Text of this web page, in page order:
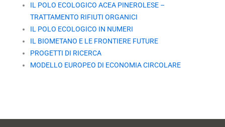
IL POLO ECOLOGICO ACEA PINEROLESE –
TRATTAMENTO RIFIUTI ORGANICI
IL POLO ECOLOGICO IN NUMERI
IL BIOMETANO E LE FRONTIERE FUTURE
PROGETTI DI RICERCA
MODELLO EUROPEO DI ECONOMIA CIRCOLARE